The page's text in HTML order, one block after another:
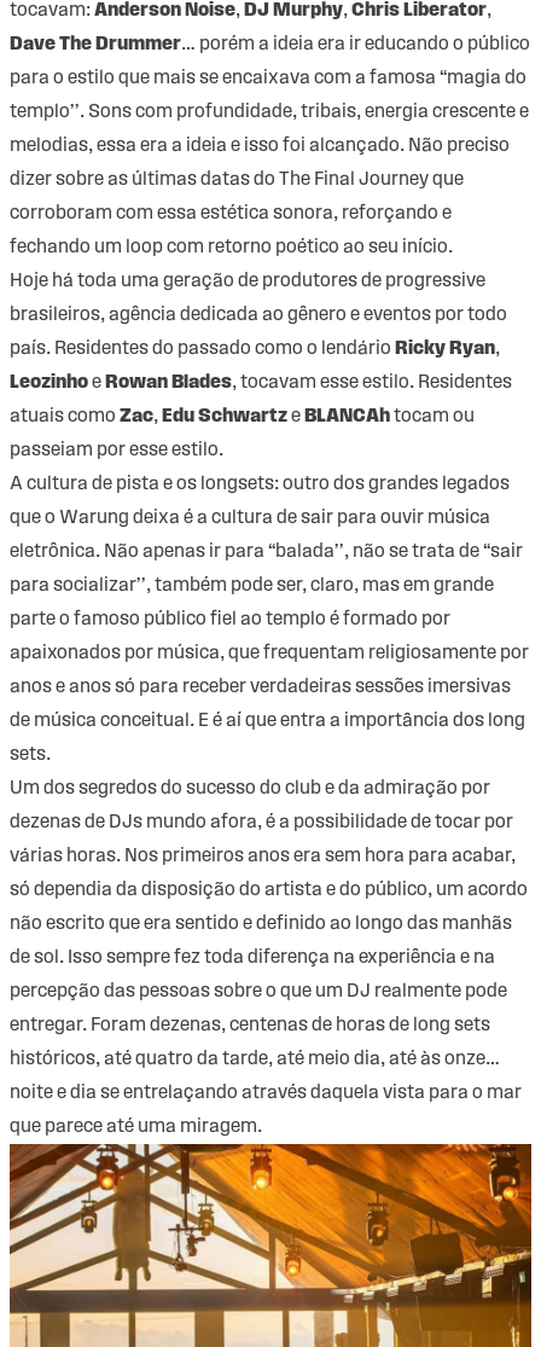
tocavam:Anderson Noise, DJ Murphy,Chris Liberator,
Dave The Drummer… porém a ideia era ir educando o público
para o estilo que mais se encaixava com a famosa “magia do
templo’’. Sons com profundidade, tribais, energia crescente e
melodias, essa era a ideia e isso foi alcançado. Não preciso
dizer sobre as últimas datas do The Final Journey que
corroboram com essa estética sonora, reforçando e
fechando um loop com retorno poético ao seu início.
Hoje há toda uma geração de produtores de progressive
brasileiros, agência dedicada ao gênero e eventos por todo
país. Residentes do passado como o lendário Ricky Ryan,
Leozinhoe Rowan Blades, tocavam esse estilo. Residentes
atuais como Zac, Edu Schwartze BLANCAhtocam ou
passeiam por esse estilo.
A cultura de pista e os longsets: outro dos grandes legados
que o Warung deixa é a cultura de sair para ouvir música
eletrônica. Não apenas ir para “balada’’, não se trata de “sair
para socializar’’, também pode ser, claro, mas em grande
parte o famoso público fiel ao templo é formado por
apaixonados por música, que frequentam religiosamente por
anos e anos só para receber verdadeiras sessões imersivas
de música conceitual. E é aí que entra a importância dos long
sets.
Um dos segredos do sucesso do club e da admiração por
dezenas de DJs mundo afora, é a possibilidade de tocar por
várias horas. Nos primeiros anos era sem hora para acabar,
só dependia da disposição do artista e do público, um acordo
não escrito que era sentido e definido ao longo das manhãs
de sol. Isso sempre fez toda diferença na experiência e na
percepção das pessoas sobre o que um DJ realmente pode
entregar. Foram dezenas, centenas de horas de long sets
históricos, até quatro da tarde, até meio dia, até às onze…
noite e dia se entrelaçando através daquela vista para o mar
que parece até uma miragem.